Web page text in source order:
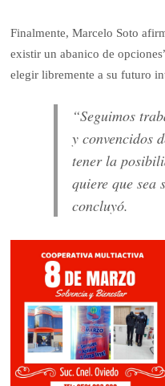
Finalmente, Marcelo Soto
existir un abanico de
elegir libremente a su futuro
“Seguimos
y convencidos
tener la
quiere que sea
concluyó.